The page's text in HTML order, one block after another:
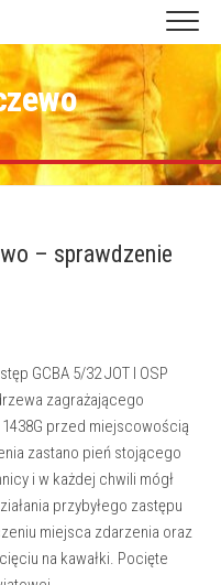
– sprawdzenie
GCBA 5/32 JOT I OSP
zagrażającego
przed miejscowością
zastano pień stojącego
i w każdej chwili mógł
przybyłego zastępu
miejsca zdarzenia oraz
na kawałki. Pocięte